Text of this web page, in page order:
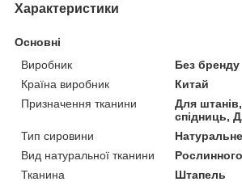
Характеристики
Основні
Виробник
Без бренду
Країна виробник
Китай
Призначення тканини
Для
спідниць,
Тип сировини
Натуральне
Вид натуральної тканини
Тканина
Штапель